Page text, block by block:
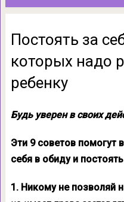
Постоять за
которых надо
ребенку
Будь уверен в своих
Эти 9 советов помогут
себя в обиду и
1. Никому не позволяй